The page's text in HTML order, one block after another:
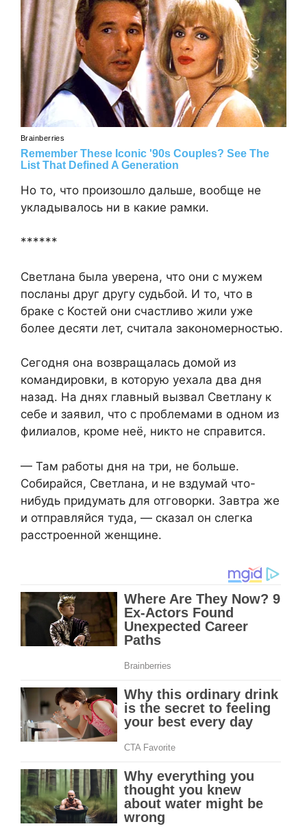
Но то, что произошло дальше, вообще не
укладывалось ни в какие рамки.
******
Светлана была уверена, что они с мужем
посланы друг другу судьбой. И то, что в
браке с Костей они счастливо жили уже
более десяти лет, считала закономерностью.
Сегодня она возвращалась домой из
командировки, в которую уехала два дня
назад. На днях главный вызвал Светлану к
себе и заявил, что с проблемами в одном из
филиалов, кроме неё, никто не справится.
— Там работы дня на три, не больше.
Собирайся, Светлана, и не вздумай что-
нибудь придумать для отговорки. Завтра же
и отправляйся туда, — сказал он слегка
расстроенной женщине.